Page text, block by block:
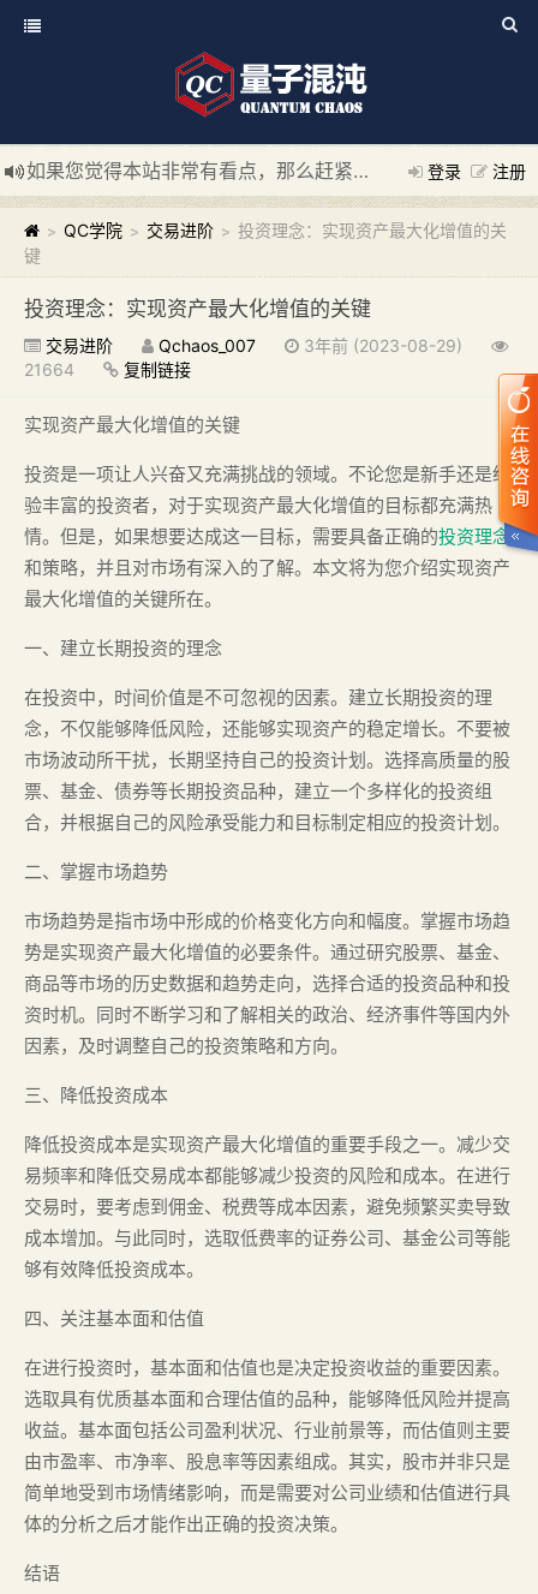
登录 注册
如果您觉得本站非常有看点，那么赶紧使用Ctrl+D 收藏我们吧
新添加量子混沌系统板块，欢迎大家访问！
---“量子混沌系
> QC学院 > 交易进阶 > 投资理念：实现资产最大化增值的关
键
投资理念：实现资产最大化增值的关键
交易进阶 Qchaos_007
3年前 (2023-08-29)
21664
复制链接
实现资产最大化增值的关键
投资是一项让人兴奋又充满挑战的领域。不论您是新手还是经
验丰富的投资者，对于实现资产最大化增值的目标都充满热
情。但是，如果想要达成这一目标，需要具备正确的投资理念
和策略，并且对市场有深入的了解。本文将为您介绍实现资产
最大化增值的关键所在。
一、建立长期投资的理念
在投资中，时间价值是不可忽视的因素。建立长期投资的理
念，不仅能够降低风险，还能够实现资产的稳定增长。不要被
市场波动所干扰，长期坚持自己的投资计划。选择高质量的股
票、基金、债券等长期投资品种，建立一个多样化的投资组
合，并根据自己的风险承受能力和目标制定相应的投资计划。
二、掌握市场趋势
市场趋势是指市场中形成的价格变化方向和幅度。掌握市场趋
势是实现资产最大化增值的必要条件。通过研究股票、基金、
商品等市场的历史数据和趋势走向，选择合适的投资品种和投
资时机。同时不断学习和了解相关的政治、经济事件等国内外
因素，及时调整自己的投资策略和方向。
三、降低投资成本
降低投资成本是实现资产最大化增值的重要手段之一。减少交
易频率和降低交易成本都能够减少投资的风险和成本。在进行
交易时，要考虑到佣金、税费等成本因素，避免频繁买卖导致
成本增加。与此同时，选取低费率的证券公司、基金公司等能
够有效降低投资成本。
四、关注基本面和估值
在进行投资时，基本面和估值也是决定投资收益的重要因素。
选取具有优质基本面和合理估值的品种，能够降低风险并提高
收益。基本面包括公司盈利状况、行业前景等，而估值则主要
由市盈率、市净率、股息率等因素组成。其实，股市并非只是
简单地受到市场情绪影响，而是需要对公司业绩和估值进行具
体的分析之后才能作出正确的投资决策。
结语